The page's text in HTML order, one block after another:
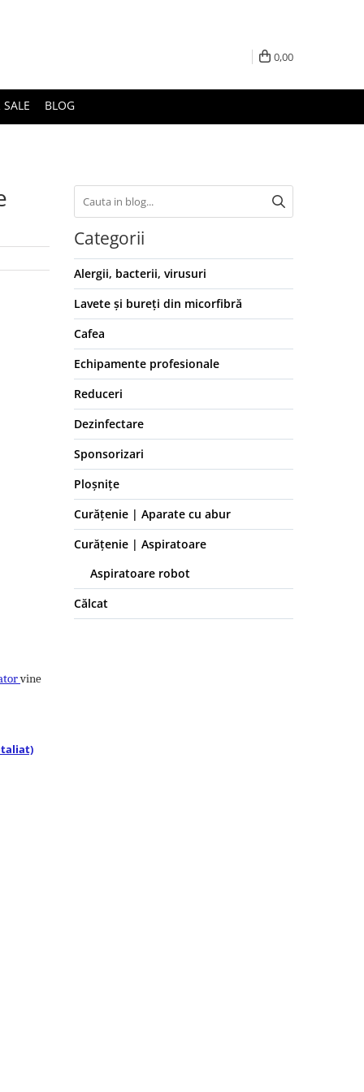
0,00
BLOG
vine
Categorii
Alergii, bacterii, virusuri
Lavete și bureți din micorfibră
Cafea
Echipamente profesionale
Reduceri
Dezinfectare
Sponsorizari
Ploșnițe
Curățenie | Aparate cu abur
Curățenie | Aspiratoare
Aspiratoare robot
Călcat